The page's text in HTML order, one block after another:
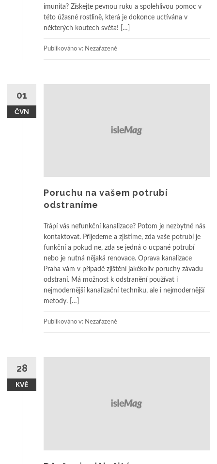
imunita? Získejte pevnou ruku a spolehlivou pomoc v
této úžasné rostlině, která je dokonce uctívána v
některých koutech světa! […]
Publikováno v: Nezařazené
01
ČVN
Poruchu na vašem potrubí
odstraníme
Trápí vás nefunkční kanalizace? Potom je nezbytné nás
kontaktovat. Přijedeme a zjistíme, zda vaše potrubí je
funkční a pokud ne, zda se jedná o ucpané potrubí
nebo je nutná nějaká renovace. Oprava kanalizace
Praha vám v případě zjištění jakékoliv poruchy závadu
odstraní. Má možnost k odstranění používat i
nejmodernější kanalizační techniku, ale i nejmodernější
metody. […]
Publikováno v: Nezařazené
28
KVĚ